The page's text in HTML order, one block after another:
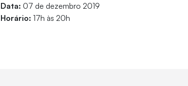
Data: 07 de dezembro 2019
Horário: 17h às 20h